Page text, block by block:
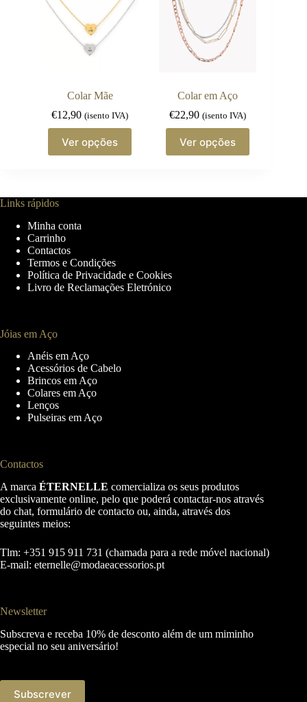
options
may
be
chosen
on
page
Colar Mãe
€12,90 (isento IVA)
Ver opções
product
has
The
on
the
product
page
Colar em Aço
€22,90 (isento IVA)
Ver opções
product
has
The
Links rápidos
Minha conta
Carrinho
Contactos
Termos e Condições
Política de Privacidade e Cookies
Livro de Reclamações Eletrónico
Jóias em Aço
Anéis em Aço
Acessórios de Cabelo
Brincos em Aço
Colares em Aço
Lenços
Pulseiras em Aço
Contactos
A marca ÉTERNELLE comercializa os seus produtos
exclusivamente online, pelo que poderá contactar-nos através
do chat, formulário de contacto ou, ainda, através dos
seguintes meios:
Tlm: +351 915 911 731 (chamada para a rede móvel nacional)
E-mail: eternelle@modaeacessorios.pt
Newsletter
Subscreva e receba 10% de desconto além de um miminho
especial no seu aniversário!
Subscrever